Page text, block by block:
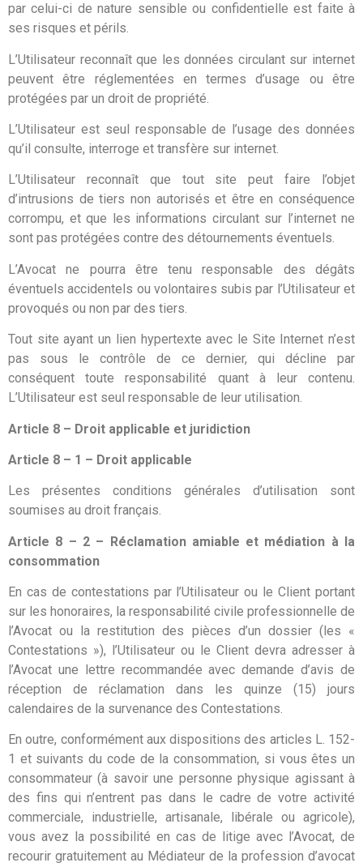
par celui-ci de nature sensible ou confidentielle est faite à
ses risques et périls.
L’Utilisateur reconnaît que les données circulant sur internet
peuvent être réglementées en termes d’usage ou être
protégées par un droit de propriété.
L’Utilisateur est seul responsable de l’usage des données
qu’il consulte, interroge et transfère sur internet.
L’Utilisateur reconnaît que tout site peut faire l’objet
d’intrusions de tiers non autorisés et être en conséquence
corrompu, et que les informations circulant sur l’internet ne
sont pas protégées contre des détournements éventuels.
L’Avocat ne pourra être tenu responsable des dégâts
éventuels accidentels ou volontaires subis par l’Utilisateur et
provoqués ou non par des tiers.
Tout site ayant un lien hypertexte avec le Site Internet n’est
pas sous le contrôle de ce dernier, qui décline par
conséquent toute responsabilité quant à leur contenu.
L’Utilisateur est seul responsable de leur utilisation.
Article 8 – Droit applicable et juridiction
Article 8 – 1 – Droit applicable
Les présentes conditions générales d’utilisation sont
soumises au droit français.
Article 8 – 2 – Réclamation amiable et médiation à la
consommation
En cas de contestations par l’Utilisateur ou le Client portant
sur les honoraires, la responsabilité civile professionnelle de
l’Avocat ou la restitution des pièces d’un dossier (les «
Contestations »), l’Utilisateur ou le Client devra adresser à
l’Avocat une lettre recommandée avec demande d’avis de
réception de réclamation dans les quinze (15) jours
calendaires de la survenance des Contestations.
En outre, conformément aux dispositions des articles L. 152-
1 et suivants du code de la consommation, si vous êtes un
consommateur (à savoir une personne physique agissant à
des fins qui n’entrent pas dans le cadre de votre activité
commerciale, industrielle, artisanale, libérale ou agricole),
vous avez la possibilité en cas de litige avec l’Avocat, de
recourir gratuitement au Médiateur de la profession d’avocat